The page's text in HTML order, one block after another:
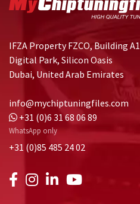
IFZA Property FZCO, Building A1
Digital Park, Silicon Oasis
Dubai, United Arab Emirates
info@mychiptuningfiles.com
+31 (0)6 31 68 06 89
WhatsApp only
+31 (0)85 485 24 02